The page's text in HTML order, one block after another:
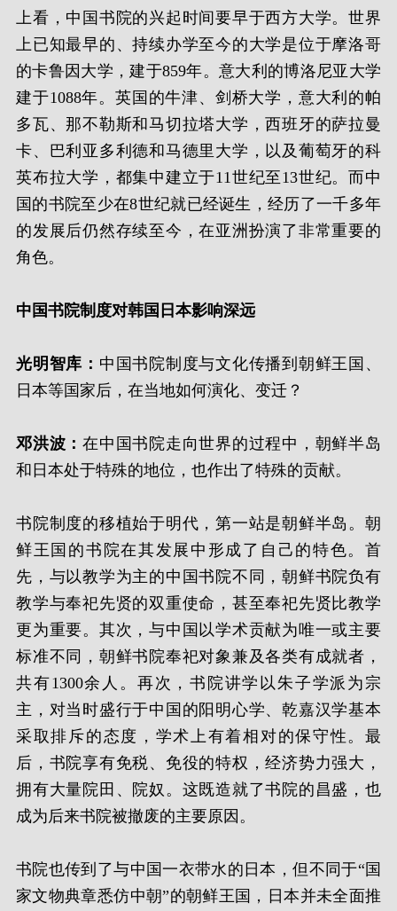
上看，中国书院的兴起时间要早于西方大学。世界
上已知最早的、持续办学至今的大学是位于摩洛哥
的卡鲁因大学，建于859年。意大利的博洛尼亚大学
建于1088年。英国的牛津、剑桥大学，意大利的帕
多瓦、那不勒斯和马切拉塔大学，西班牙的萨拉曼
卡、巴利亚多利德和马德里大学，以及葡萄牙的科
英布拉大学，都集中建立于11世纪至13世纪。而中
国的书院至少在8世纪就已经诞生，经历了一千多年
的发展后仍然存续至今，在亚洲扮演了非常重要的
角色。
中国书院制度对韩国日本影响深远
光明智库： 中国书院制度与文化传播到朝鲜王国、
日本等国家后，在当地如何演化、变迁？
邓洪波：在中国书院走向世界的过程中，朝鲜半岛
和日本处于特殊的地位，也作出了特殊的贡献。
书院制度的移植始于明代，第一站是朝鲜半岛。朝
鲜王国的书院在其发展中形成了自己的特色。首
先，与以教学为主的中国书院不同，朝鲜书院负有
教学与奉祀先贤的双重使命，甚至奉祀先贤比教学
更为重要。其次，与中国以学术贡献为唯一或主要
标准不同，朝鲜书院奉祀对象兼及各类有成就者，
共有1300余人。再次，书院讲学以朱子学派为宗
主，对当时盛行于中国的阳明心学、乾嘉汉学基本
采取排斥的态度，学术上有着相对的保守性。最
后，书院享有免税、免役的特权，经济势力强大，
拥有大量院田、院奴。这既造就了书院的昌盛，也
成为后来书院被撤废的主要原因。
书院也传到了与中国一衣带水的日本，但不同于“国
家文物典章悉仿中朝”的朝鲜王国，日本并未全面推